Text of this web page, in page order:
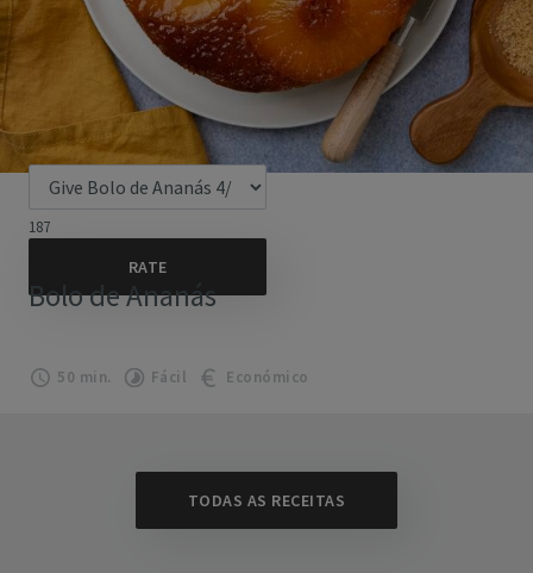
187
Bolo de Ananás
50 min. Fácil Económico
TODAS AS RECEITAS